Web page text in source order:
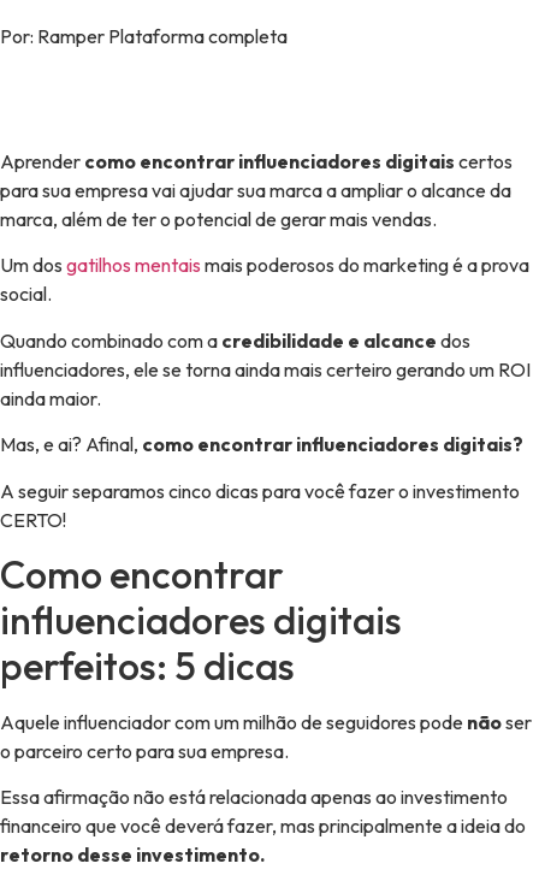
Por: Ramper Plataforma completa
Aprender como encontrar influenciadores digitais certos
para sua empresa vai ajudar sua marca a ampliar o alcance da
marca, além de ter o potencial de gerar mais vendas.
Um dos gatilhos mentais mais poderosos do marketing é a prova
social.
Quando combinado com a credibilidade e alcance dos
influenciadores, ele se torna ainda mais certeiro gerando um ROI
ainda maior.
Mas, e ai? Afinal, como encontrar influenciadores digitais?
A seguir separamos cinco dicas para você fazer o investimento
CERTO!
Como encontrar
influenciadores digitais
perfeitos: 5 dicas
Aquele influenciador com um milhão de seguidores pode nãoser
o parceiro certo para sua empresa.
Essa afirmação não está relacionada apenas ao investimento
financeiro que você deverá fazer, mas principalmente a ideia do
retorno desse investimento.